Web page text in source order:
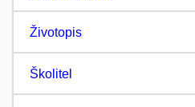
Životopis
Školitel